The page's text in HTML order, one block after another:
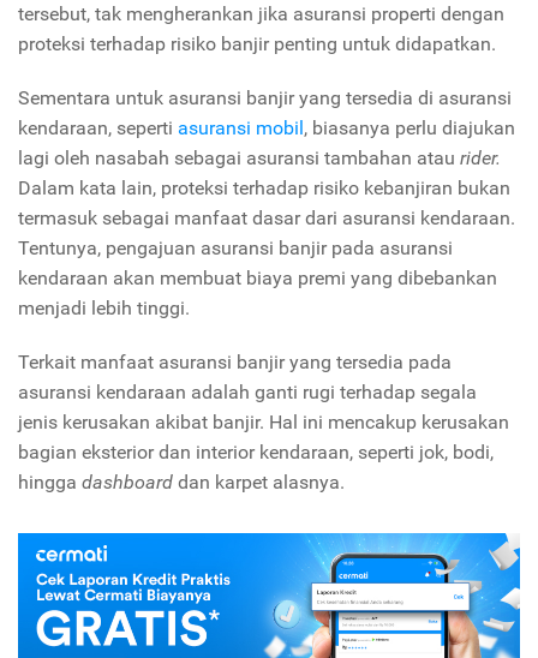
tersebut, tak mengherankan jika asuransi properti dengan
proteksi terhadap risiko banjir penting untuk didapatkan.
Sementara untuk asuransi banjir yang tersedia di asuransi
kendaraan, seperti asuransi mobil, biasanya perlu diajukan
lagi oleh nasabah sebagai asuransi tambahan atau rider.
Dalam kata lain, proteksi terhadap risiko kebanjiran bukan
termasuk sebagai manfaat dasar dari asuransi kendaraan.
Tentunya, pengajuan asuransi banjir pada asuransi
kendaraan akan membuat biaya premi yang dibebankan
menjadi lebih tinggi.
Terkait manfaat asuransi banjir yang tersedia pada
asuransi kendaraan adalah ganti rugi terhadap segala
jenis kerusakan akibat banjir. Hal ini mencakup kerusakan
bagian eksterior dan interior kendaraan, seperti jok, bodi,
hingga dashboard dan karpet alasnya.